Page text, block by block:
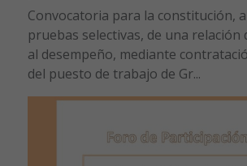
Convocatoria para la constitución,
pruebas selectivas, de una relación
al desempeño, mediante
del puesto de trabajo de Gr...